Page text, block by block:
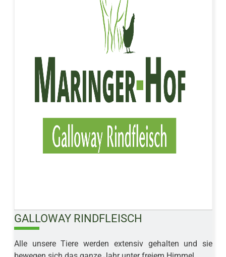
GALLOWAY RINDFLEISCH
Alle unsere Tiere werden extensiv gehalten und sie